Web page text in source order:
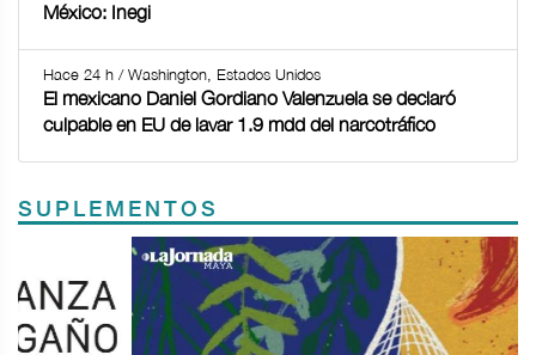
México: Inegi
Hace 24 h / Washington, Estados Unidos
El mexicano Daniel Gordiano Valenzuela se declaró
culpable en EU de lavar 1.9 mdd del narcotráfico
SUPLEMENTOS